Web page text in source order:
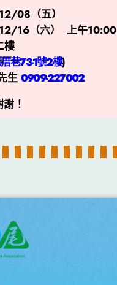
08（五）
16（六） 上午10:00
樓
巷73-1號2樓)
生 0909-227002
！